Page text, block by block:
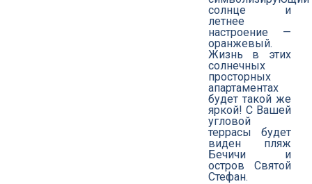
солнце и
летнее
настроение —
оранжевый.
Жизнь в этих
солнечных
просторных
апартаментах
будет такой же
яркой! С Вашей
угловой
террасы будет
виден пляж
Бечичи и
остров Святой
Стефан.